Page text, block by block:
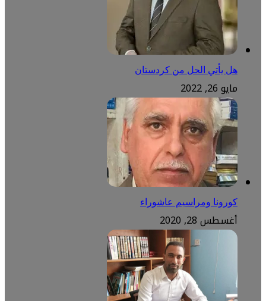
هل يأتي الحل من كردستان
مايو 26, 2022
كورونا ومراسيم عاشوراء
أغسطس 28, 2020